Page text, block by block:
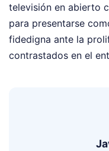
televisión en abierto
para presentarse
fidedigna ante la
contrastados en el